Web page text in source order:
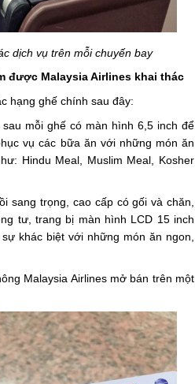
dịch vụ trên mỗi chuyến bay
được Malaysia Airlines khai thác
hạng ghế chính sau đây:
mỗi ghế có màn hình 6,5 inch để
vụ các bữa ăn với những món ăn
Hindu Meal, Muslim Meal, Kosher
sang trọng, cao cấp có gối và chăn,
tư, trang bị màn hình LCD 15 inch
khác biệt với những món ăn ngon,
Malaysia Airlines mở bán trên một